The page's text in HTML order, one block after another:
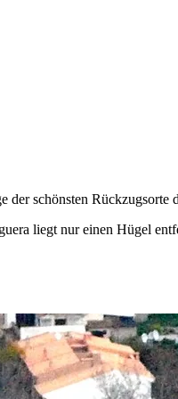
eine GPS-Halterung zu
Ihnen gewählten
ab — keine Transfers, kein
Der Preis richtet sich
der schönsten Rückzugsorte
liegt nur einen Hügel